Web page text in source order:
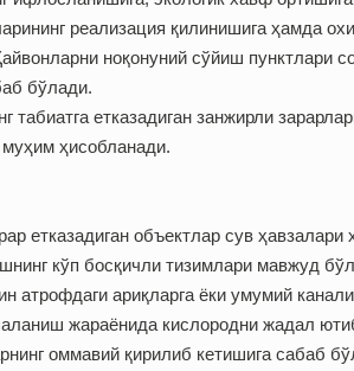
реализация қилинишига ҳамда
ноқонуний сўйиш пунктлари
бўлади.
табиатга етказадиган занжирли
ҳисобланади.
етказадиган объектлар сув
кўп босқичли тизимлари мавжуд
атрофдаги ариқларга ёки умумий
жараёнида кислородни жадал
оммавий қирилиб кетишига сабаб